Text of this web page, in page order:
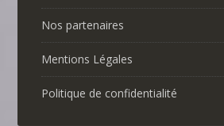
Nos partenaires
Mentions Légales
Politique de confidentialité